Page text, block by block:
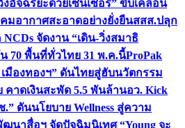
อัจฉริยะด้วยเซ็นเซอร์” ขับเคลื่อน
มอากาศสะอาดอย่างยั่งยืนสสส.ปลุก
จัดงาน “เดิน-วิ่งสมาธิ
70 พื้นที่ทั่วไทย 31 พ.ค.นี้ProPak
มืองทองฯ” ดันไทยสู่ฮับนวัตกรรม
คาดเงินสะพัด 5.5 พันล้านอว. Kick
ดันนโยบาย Wellness สู่ความ
นาสื่อฯ จัดปัจฉิมนิเทศ “Young จะ